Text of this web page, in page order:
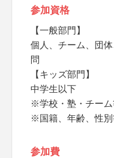
参加資格
【一般部門】
個人、チーム、団
問
【キッズ部門】
中学生以下
※学校・塾・チー
※国籍、年齢、性別
参加費